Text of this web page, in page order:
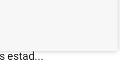
estad...
fondos de i...